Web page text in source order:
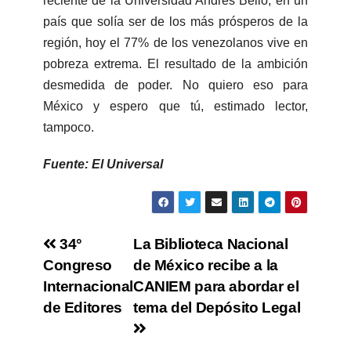
país que solía ser de los más prósperos de la
región, hoy el 77% de los venezolanos vive en
pobreza extrema. El resultado de la ambición
desmedida de poder. No quiero eso para
México y espero que tú, estimado lector,
tampoco.
Fuente: El Universal
La Biblioteca Nacional
de México recibe a la
CANIEM para abordar el
tema del Depósito Legal
34°
Congreso
Internacional
de Editores